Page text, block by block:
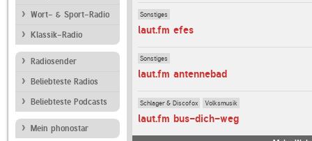
Wort- & Sport-Radio
Klassik-Radio
Radiosender
Beliebteste Radios
Beliebteste Podcasts
Mein phonostar
Sonstiges
laut.fm efes
Sonstiges
laut.fm antennebad
Schlager & Discofox Volksmusik
laut.fm bus-dich-weg